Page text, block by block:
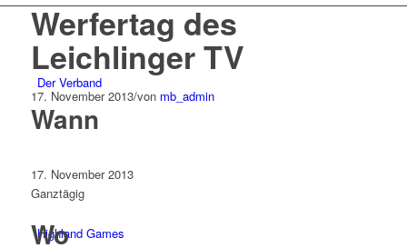
Der Verband
Highland Games
Werfertag des
Leichlinger TV
17. November 2013/von mb_admin
Wann
17. November 2013
Ganztägig
Wo